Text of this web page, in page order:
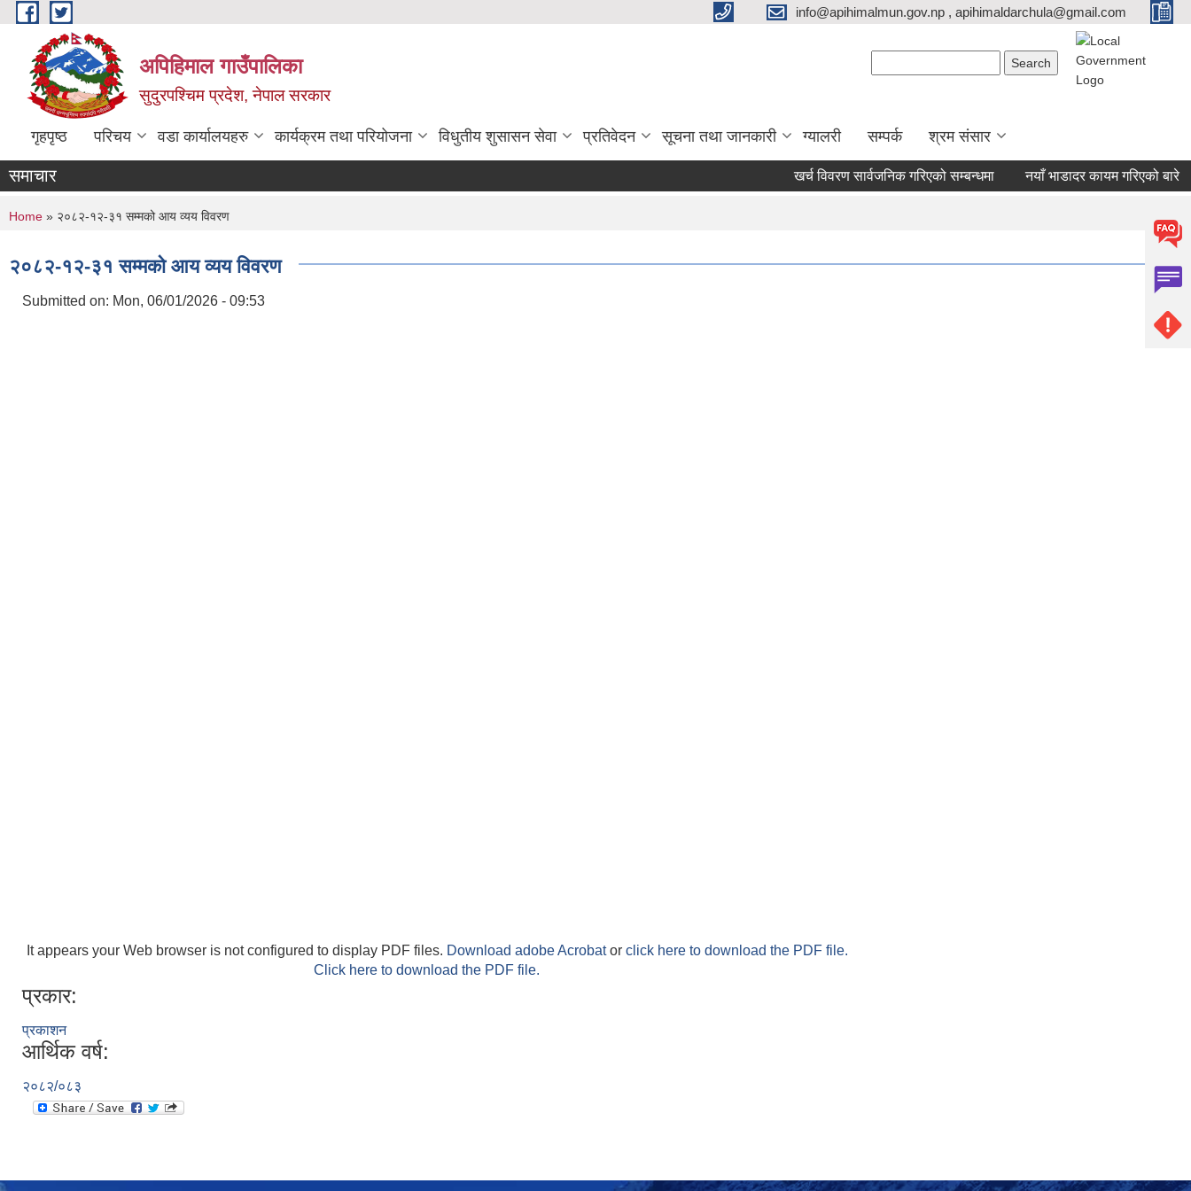
Skip to main content info@apihimalmun.gov.np , apihimaldarchula@gmail.com
अपिहिमाल गाउँपालिका
सुदुरपश्चिम प्रदेश, नेपाल सरकार
गृहपृष्ठ परिचय वडा कार्यालयहरु कार्यक्रम तथा परियोजना विधुतीय शुसासन सेवा प्रतिवेदन सूचना तथा जानकारी ग्यालरी सम्पर्क श्रम संसार
समाचार खर्च विवरण सार्वजनिक गरिएको सम्बन्धमा नयाँ भाडादर कायम गरिएको बारे
You are here
Home » २०८२-१२-३१ सम्मको आय व्यय विवरण
२०८२-१२-३१ सम्मको आय व्यय विवरण
Submitted on: Mon, 06/01/2026 - 09:53
It appears your Web browser is not configured to display PDF files. Download adobe Acrobator click here to download the PDF file.
Click here to download the PDF file.
प्रकार:
प्रकाशन
आर्थिक वर्ष:
२०८२/०८३